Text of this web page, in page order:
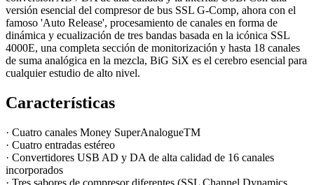
versión esencial del compresor de bus SSL G-Comp, ahora con el
famoso 'Auto Release', procesamiento de canales en forma de
dinámica y ecualización de tres bandas basada en la icónica SSL
4000E, una completa sección de monitorización y hasta 18 canales
de suma analógica en la mezcla, BiG SiX es el cerebro esencial para
cualquier estudio de alto nivel.
Características
· Cuatro canales Money SuperAnalogueTM
· Cuatro entradas estéreo
· Convertidores USB AD y DA de alta calidad de 16 canales
incorporados
· Tres sabores de compresor diferentes (SSL Channel Dynamics,